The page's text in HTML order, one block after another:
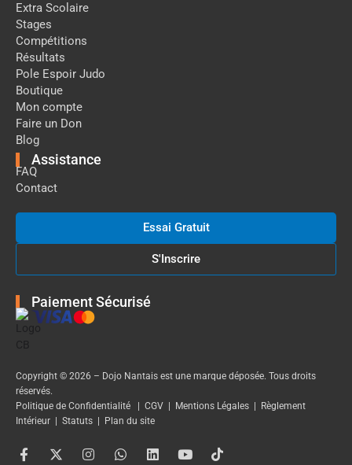
Extra Scolaire
Stages
Compétitions
Résultats
Pole Espoir Judo
Boutique
Mon compte
Faire un Don
Blog
Assistance
FAQ
Contact
Essai Gratuit
S'Inscrire
Paiement Sécurisé
Copyright © 2026 – Dojo Nantais est une marque déposée. Tous droits
réservés.
Politique de Confidentialité
CGV Mentions Légales
Règlement
Intérieur
Statuts Plan du site
F
a
X
-
I
n
W
h
L
i
Y
o
T
i